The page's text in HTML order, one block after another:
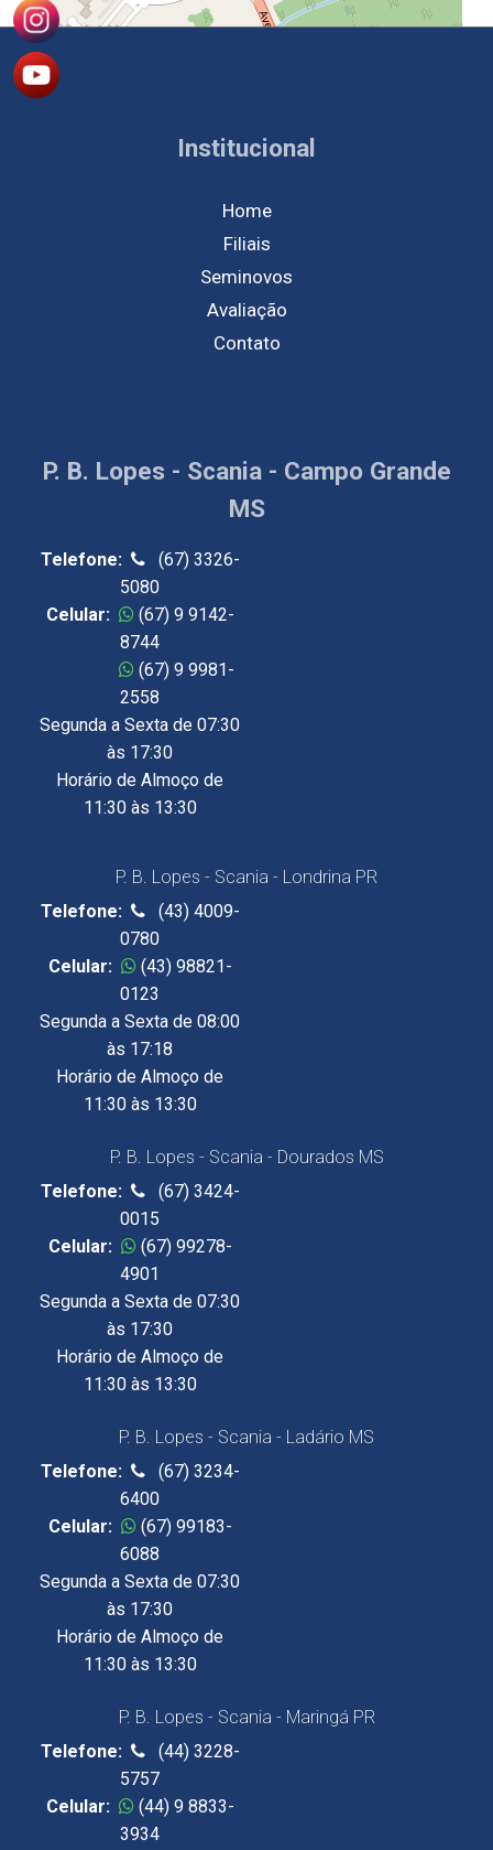
Institucional
Home
Filiais
Seminovos
Avaliação
Contato
P. B. Lopes - Scania - Campo Grande
MS
Telefone:
(67) 3326-
5080
Celular:
(67) 9 9142-
8744
(67) 9 9981-
2558
Segunda a Sexta de 07:30
às 17:30
Horário de Almoço de
11:30 às 13:30
P. B. Lopes - Scania - Londrina PR
Telefone:
(43) 4009-
0780
Celular:
(43) 98821-
0123
Segunda a Sexta de 08:00
às 17:18
Horário de Almoço de
11:30 às 13:30
P. B. Lopes - Scania - Dourados MS
Telefone:
(67) 3424-
0015
Celular:
(67) 99278-
4901
Segunda a Sexta de 07:30
às 17:30
Horário de Almoço de
11:30 às 13:30
P. B. Lopes - Scania - Ladário MS
Telefone:
(67) 3234-
6400
Celular:
(67) 99183-
6088
Segunda a Sexta de 07:30
às 17:30
Horário de Almoço de
11:30 às 13:30
P. B. Lopes - Scania - Maringá PR
Telefone:
(44) 3228-
5757
Celular:
(44) 9 8833-
3934